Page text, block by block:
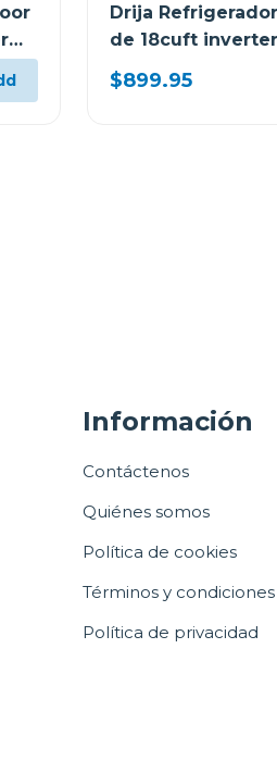
Drija
de 18cuft
INOX18D3P
$899.95
Información
Contáctenos
Quiénes somos
Política de cookies
Términos y condiciones
Política de privacidad